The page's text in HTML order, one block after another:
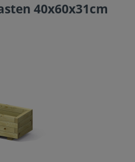
40x60x31cm